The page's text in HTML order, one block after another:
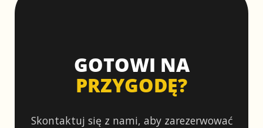
GOTOWI NA
PRZYGODĘ?
Skontaktuj się z nami, aby zarezerwować